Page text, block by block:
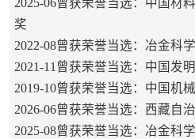
2025-06曾获荣誉当选：中国材
奖
2022-08曾获荣誉当选：冶金科
2021-11曾获荣誉当选：中国发
2019-10曾获荣誉当选：中国机
2026-06曾获荣誉当选：西藏自
2025-08曾获荣誉当选：冶金科